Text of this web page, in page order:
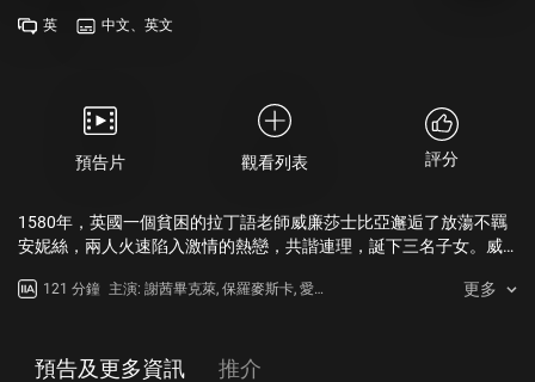
英 中文、英文
預告片 觀看列表 評分
1580年，英國一個貧困的拉丁語老師威廉莎士比亞邂逅了放蕩不羈
安妮絲，兩人火速陷入激情的熱戀，共諧連理，誕下三名子女。威
世，令兩人曾經親密的關係受到考驗，這份哀痛也啟發了莎士比亞
121 分鐘 主演: 謝茜畢克萊, 保羅麥斯卡, 愛美
更多
預告及更多資訊 推介